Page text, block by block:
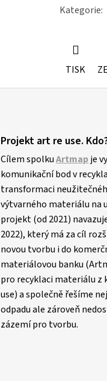
Kategorie:
TISK
Projekt art re use.
Cílem spolkuArtmapje
komunikační bod v
transformaci
výtvarného materiálu na
projekt (od 2021)
2022), který má za cíl
novou tvorbu i do
materiálovou banku
pro recyklaci materiálu z
use) a společně řešíme
odpadu ale zároveň
zázemí pro tvorbu.